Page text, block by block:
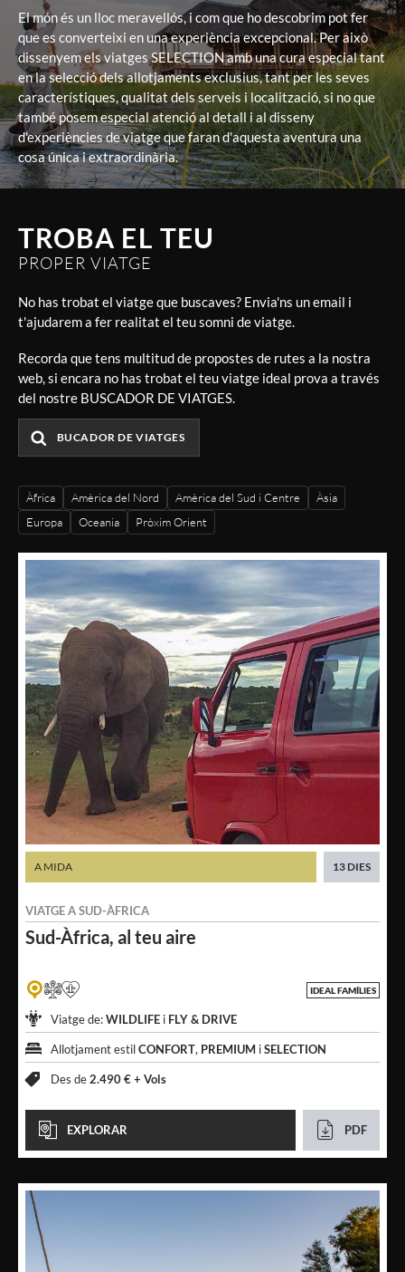
El món és un lloc meravellós, i com que ho descobrim pot fer
que es converteixi en una experiència excepcional. Per això
dissenyem els viatges SELECTION amb una cura especial tant
en la selecció dels allotjaments exclusius, tant per les seves
característiques, qualitat dels serveis i localització, si no que
també posem especial atenció al detall i al disseny
d'experiències de viatge que faran d'aquesta aventura una
cosa única i extraordinària.
TROBA EL TEU
PROPER VIATGE
No has trobat el viatge que buscaves? Envia'ns un email i
t'ajudarem a fer realitat el teu somni de viatge.
Recorda que tens multitud de propostes de rutes a la nostra
web, si encara no has trobat el teu viatge ideal prova a través
del nostre BUSCADOR DE VIATGES.
BUCADOR DE VIATGES
Àfrica Amèrica del Nord Amèrica del Sud i Centre
Àsia
Europa
Oceania Pròxim Orient
Sud-Àfrica, al teu aire
VIATGE ASUD-ÀFRICA
A MIDA 13 DIES
IDEAL FAMÍLIES
Viatge de:WILDLIFE i FLY & DRIVE
Allotjament estilCONFORT, PREMIUM iSELECTION
Des de2.490 € + Vols
EXPLORAR PDF